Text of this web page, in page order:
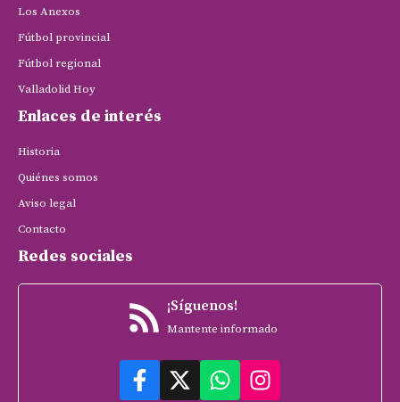
Los Anexos
Fútbol provincial
Fútbol regional
Valladolid Hoy
Enlaces de interés
Historia
Quiénes somos
Aviso legal
Contacto
Redes sociales
¡Síguenos!
Mantente informado